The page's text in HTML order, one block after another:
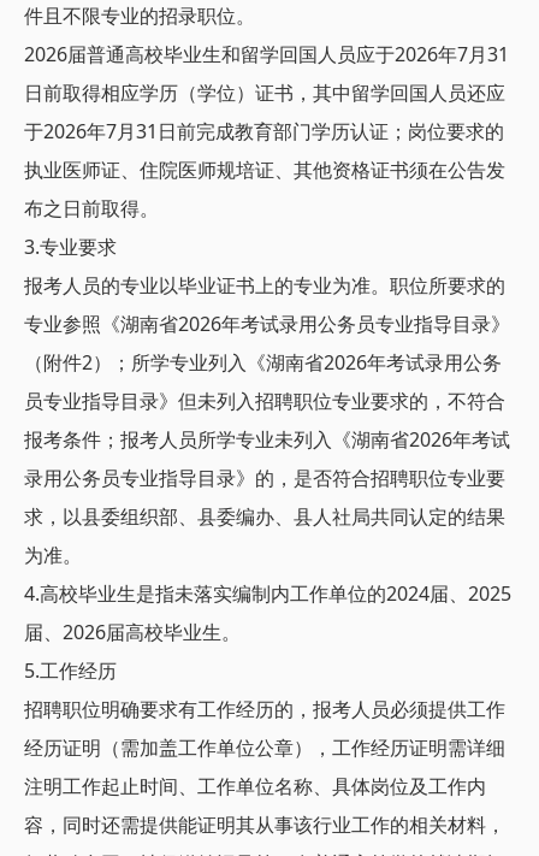
件且不限专业的招录职位。
2026届普通高校毕业生和留学回国人员应于2026年7月31
日前取得相应学历（学位）证书，其中留学回国人员还应
于2026年7月31日前完成教育部门学历认证；岗位要求的
执业医师证、住院医师规培证、其他资格证书须在公告发
布之日前取得。
3.专业要求
报考人员的专业以毕业证书上的专业为准。职位所要求的
专业参照《湖南省2026年考试录用公务员专业指导目录》
（附件2）；所学专业列入《湖南省2026年考试录用公务
员专业指导目录》但未列入招聘职位专业要求的，不符合
报考条件；报考人员所学专业未列入《湖南省2026年考试
录用公务员专业指导目录》的，是否符合招聘职位专业要
求，以县委组织部、县委编办、县人社局共同认定的结果
为准。
4.高校毕业生是指未落实编制内工作单位的2024届、2025
届、2026届高校毕业生。
5.工作经历
招聘职位明确要求有工作经历的，报考人员必须提供工作
经历证明（需加盖工作单位公章），工作经历证明需详细
注明工作起止时间、工作单位名称、具体岗位及工作内
容，同时还需提供能证明其从事该行业工作的相关材料，